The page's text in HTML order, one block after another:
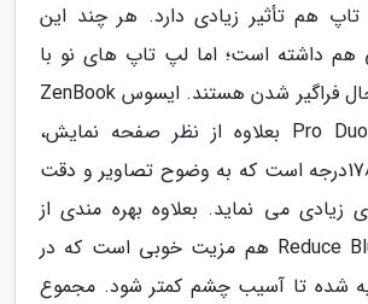
هم تأثیر زیادی دارد. هر چند این
هم داشته است؛ اما لپ تاپ های نو با
این رزولوشن در حال فراگیر شدن هستند. ایسوس ZenBook
Pro Duo UX581GV-PLZ بعلاوه از نظر صفحه نمایش،
دارای زوایه دید 178درجه است که به وضوح تصاویر و دقت
زیادی می نماید. بعلاوه بهره مندی از
فناوری Reduce Blue Color هم مزیت خوبی است که در
شده تا آسیب چشم کمتر شود. مجموع